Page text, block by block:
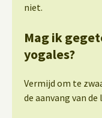
niet.
Mag ik
yogales?
Vermijd om te
de aanvang van de